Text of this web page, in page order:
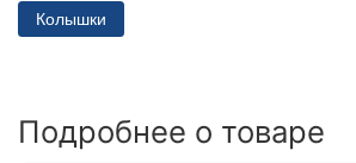
Колышки
Подробнее о товаре